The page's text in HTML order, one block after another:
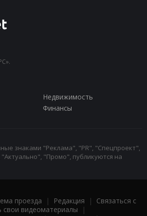
Недвижимость
Финансы
знаками "Реклама", "PR", "Спецпроект",
"Промо", публикуются на
проезда | Редакция | Связаться с
свои видеоматериалы |